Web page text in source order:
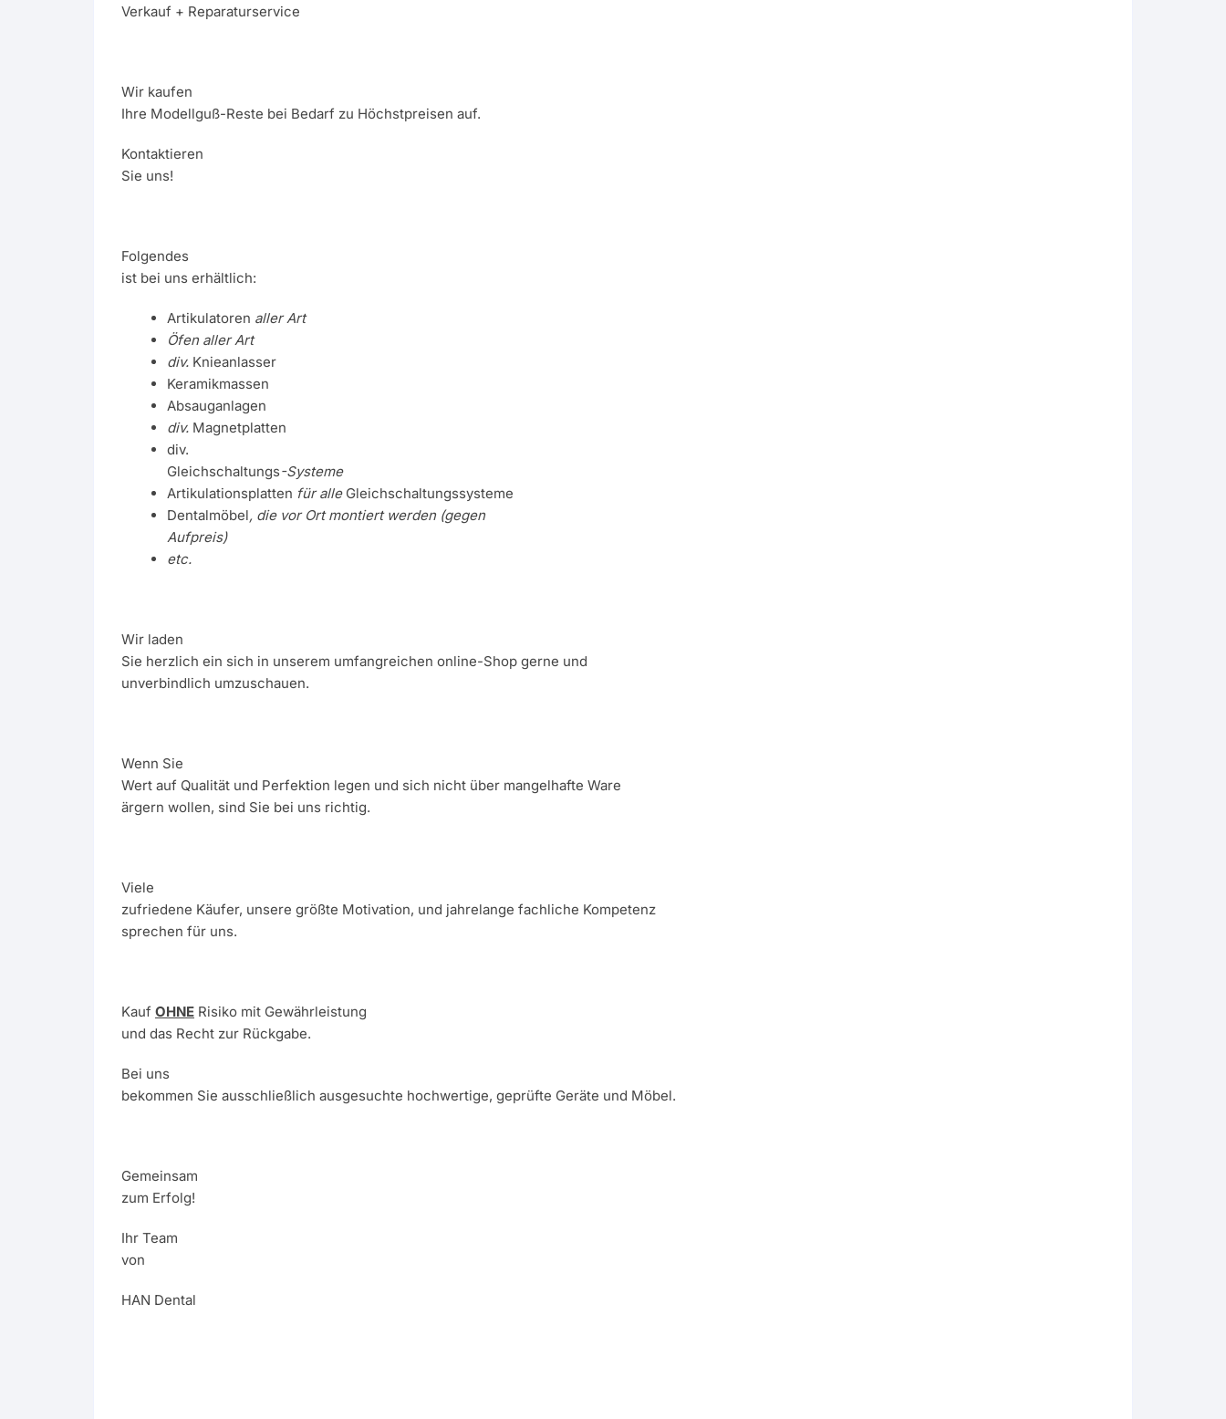
Verkauf + Reparaturservice
Wir kaufen
Ihre Modellguß-Reste bei Bedarf zu Höchstpreisen auf.
Kontaktieren
Sie uns!
Folgendes
ist bei uns erhältlich:
Artikulatoren aller Art
Öfen aller Art
div. Knieanlasser
Keramikmassen
Absauganlagen
div. Magnetplatten
div.
Gleichschaltungs-Systeme
Artikulationsplatten für alle Gleichschaltungssysteme
Dentalmöbel, die vor Ort montiert werden (gegen
Aufpreis)
etc.
Wir laden
Sie herzlich ein sich in unserem umfangreichen online-Shop gerne und
unverbindlich umzuschauen.
Wenn Sie
Wert auf Qualität und Perfektion legen und sich nicht über mangelhafte Ware
ärgern wollen, sind Sie bei uns richtig.
Viele
zufriedene Käufer, unsere größte Motivation, und jahrelange fachliche Kompetenz
sprechen für uns.
Kauf OHNE Risiko mit Gewährleistung
und das Recht zur Rückgabe.
Bei uns
bekommen Sie ausschließlich ausgesuchte hochwertige, geprüfte Geräte und Möbel.
Gemeinsam
zum Erfolg!
Ihr Team
von
HAN Dental